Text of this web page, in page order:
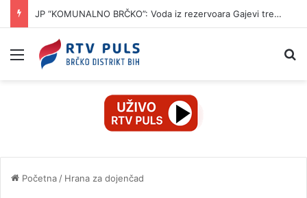
JP “KOMUNALNO BRČKO”: Voda iz rezervoara Gajevi trenutno nije za piće
Izbornik
Početna / Hrana za dojenčad